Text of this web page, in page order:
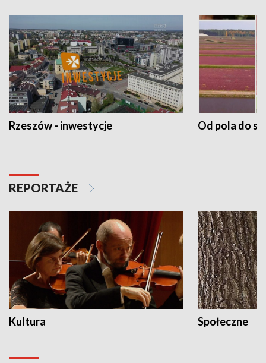
Rzeszów - inwestycje Od pola do
REPORTAŻE
Kultura Społeczne